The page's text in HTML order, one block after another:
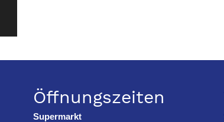
Öffnungszeiten
Supermarkt